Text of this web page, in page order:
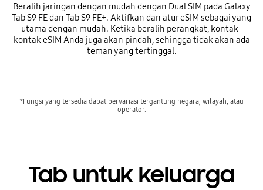
Beralih jaringan dengan mudah dengan Dual SIM pada Galaxy
Tab S9 FE dan Tab S9 FE+. Aktifkan dan atur eSIM sebagai yang
utama dengan mudah. Ketika beralih perangkat, kontak-
kontak eSIM Anda juga akan pindah, sehingga tidak akan ada
teman yang tertinggal.
*Fungsi yang tersedia dapat bervariasi tergantung negara, wilayah, atau
operator.
Tab untuk keluarga